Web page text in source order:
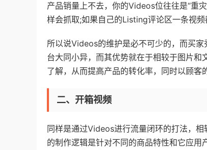
产品销量上不去，你的Videos位往往是“重
样会抓取;如果自己的Listing评论区一条视
所以说Videos的维护是必不可少的，而买
台大同小异，而其优势就在于相较于图片
了解，从而提高产品的转化率，同时以顾客
二、开箱视频
同样是通过Videos进行流量闭环的打法，相
的制作逻辑是针对不同的商品特性和它应